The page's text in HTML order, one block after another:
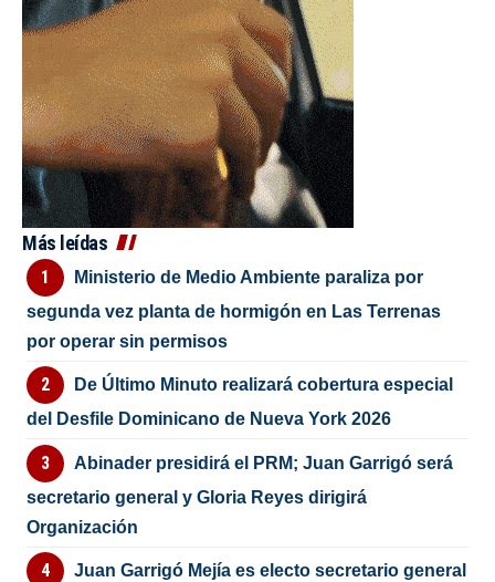
Más leídas
Ministerio de Medio Ambiente paraliza por
segunda vez planta de hormigón en Las Terrenas
por operar sin permisos
De Último Minuto realizará cobertura especial
del Desfile Dominicano de Nueva York 2026
Abinader presidirá el PRM; Juan Garrigó será
secretario general y Gloria Reyes dirigirá
Organización
Juan Garrigó Mejía es electo secretario general